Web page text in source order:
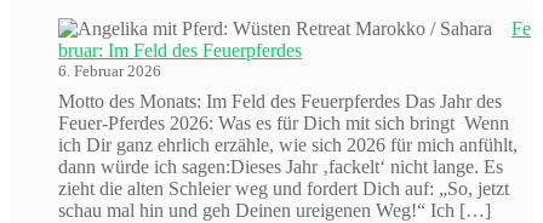
Fe
bruar: Im Feld des Feuerpferdes
6. Februar 2026
Motto des Monats: Im Feld des Feuerpferdes Das Jahr des
Feuer-Pferdes 2026: Was es für Dich mit sich bringt Wenn
ich Dir ganz ehrlich erzähle, wie sich 2026 für mich anfühlt,
dann würde ich sagen:Dieses Jahr ‚fackelt‘ nicht lange. Es
zieht die alten Schleier weg und fordert Dich auf: „So, jetzt
schau mal hin und geh Deinen ureigenen Weg!“ Ich […]